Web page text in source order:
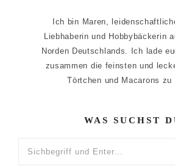
Ich bin Maren,
Liebhaberin und Hobbybäckerin
Norden Deutschlands. Ich lade
zusammen die feinsten und
Törtchen und Macarons zu
WAS SUCHST